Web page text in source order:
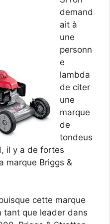
demand
ait à
une
personn
e
lambda
de citer
une
marque
de
tondeus
il y a de fortes
marque Briggs &
cette marque
tant que leader dans